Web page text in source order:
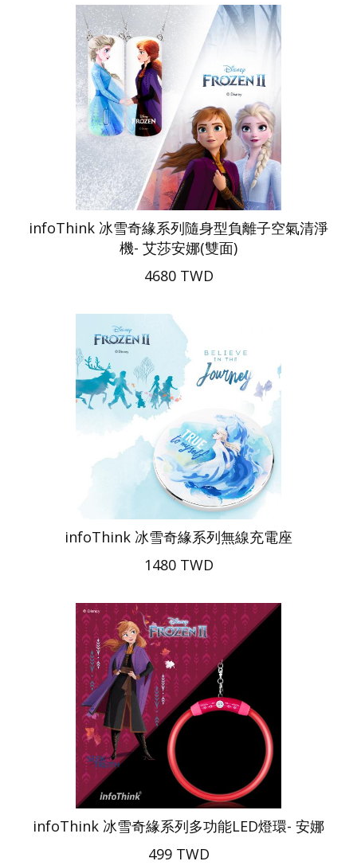
infoThink 冰雪奇緣系列隨身型負離子空氣清淨
機- 艾莎安娜(雙面)
4680 TWD
infoThink 冰雪奇緣系列無線充電座
1480 TWD
infoThink 冰雪奇緣系列多功能LED燈環- 安娜
499 TWD